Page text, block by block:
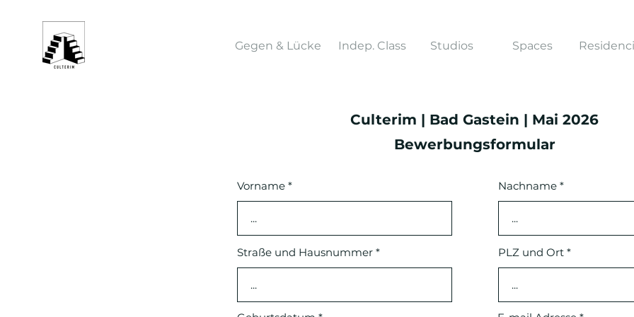
Gegen & Lücke Indep. Class Studios Spaces
Culterim | Bad Gastein | Mai 2026
Bewerbungsformular
Vorname
Straße und Hausnummer
Nachname
PLZ und Ort